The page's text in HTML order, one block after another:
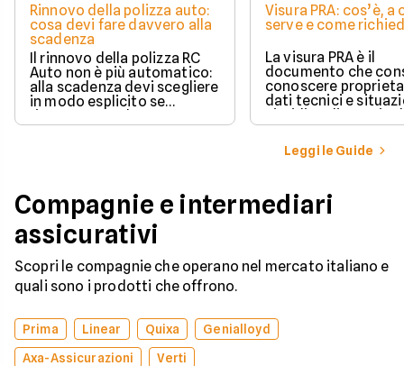
Rinnovo della polizza auto:
cosa devi fare davvero alla
scadenza
Il rinnovo della polizza RC
Auto non è più automatico:
alla scadenza devi scegliere
in modo esplicito se
rinnovare con la stessa
compagnia o stipulare un
Visura PRA: cos’è, a
serve e come
La visura PRA è il
documento che
conoscere
dati tecnici e
giuridica di un
iscritto al Pubblico
Automobilistico.
Leggi le Guide
Compagnie e intermediari
assicurativi
Scopri le compagnie che operano nel mercato italiano e
quali sono i prodotti che offrono.
Prima Linear Quixa
Genialloyd
Axa-Assicurazioni
Verti